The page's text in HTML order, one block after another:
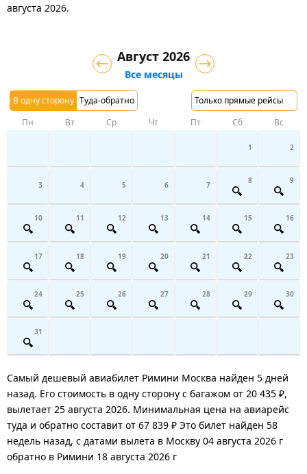
августа 2026.
В одну сторону Туда-обратно Только прямые рейсы
Август 2026
Все месяцы
Пн Вт Ср Чт Пт Сб Вс
1 2
3 4 5 6 7 8 9
10 11 12 13 14 15 16
17 18 19 20 21 22 23
24 25 26 27 28 29 30
31
Самый дешевый авиабилет Римини Москва найден 5 дней
назад. Его стоимость в одну сторону с багажом от 20 435 ₽,
вылетает 25 августа 2026. Минимальная цена на авиарейс
туда и обратно составит от 67 839 ₽ Это билет найден 58
недель назад, с датами вылета в Москву 04 августа 2026 г
обратно в Римини 18 августа 2026 г